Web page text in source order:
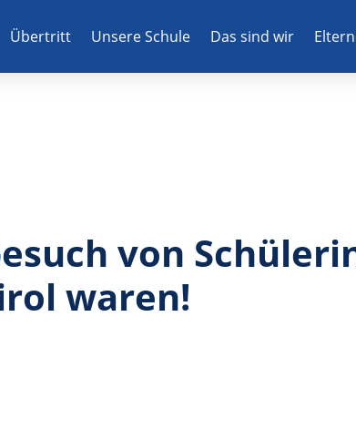
Übertritt Unsere Schule Das sind wir
von
waren!